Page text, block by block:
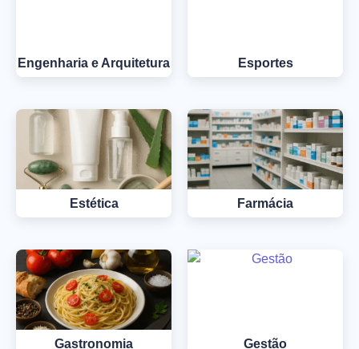
Engenharia e Arquitetura Esportes
Estética Farmácia
Gastronomia Gestão